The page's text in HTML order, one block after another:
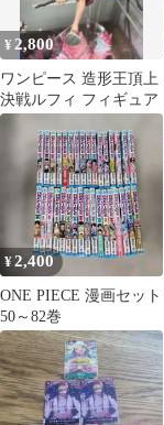
¥ 2,800
ワンピース 造形王頂上
決戦ルフィ フィギュア
¥2,400
ONE PIECE 漫画セット
50～82巻